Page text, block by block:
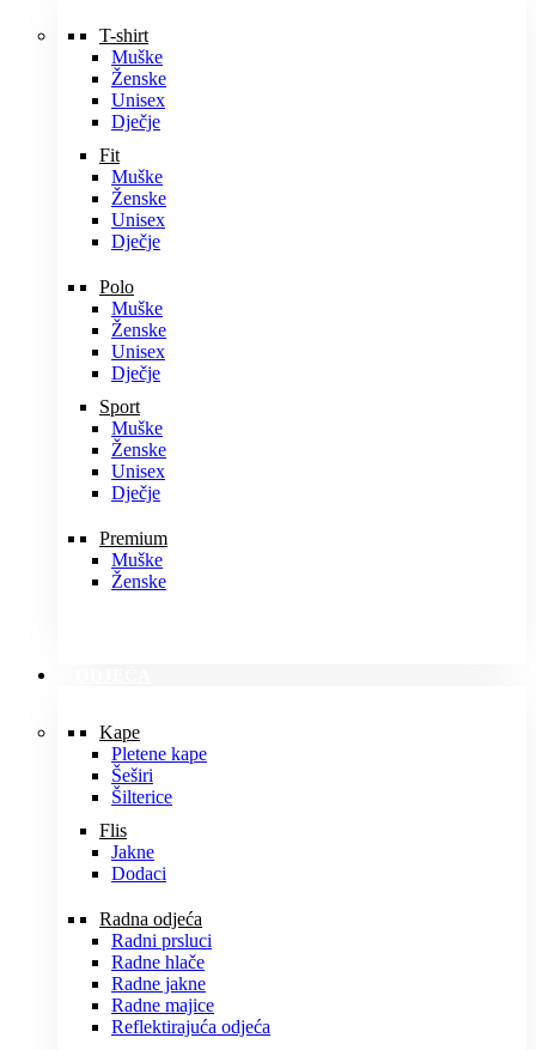
T-shirt
Muške
Ženske
Unisex
Dječje
Fit
Muške
Ženske
Unisex
Dječje
Polo
Muške
Ženske
Unisex
Dječje
Sport
Muške
Ženske
Unisex
Dječje
Premium
Muške
Ženske
Kape
Pletene kape
Šeširi
Šilterice
Flis
Jakne
Dodaci
Radna odjeća
Radni prsluci
Radne hlače
Radne jakne
Radne majice
Reflektirajuća odjeća